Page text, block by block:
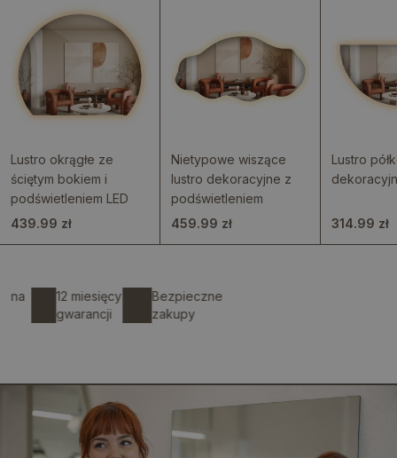
Lustro okrągłe ze
ściętym bokiem i
podświetleniem LED
439.99 zł
Nietypowe wiszące
lustro dekoracyjne z
podświetleniem
459.99 zł
Lustro
314.99 zł
12 miesięcy
gwarancji
Bezpieczne
zakupy